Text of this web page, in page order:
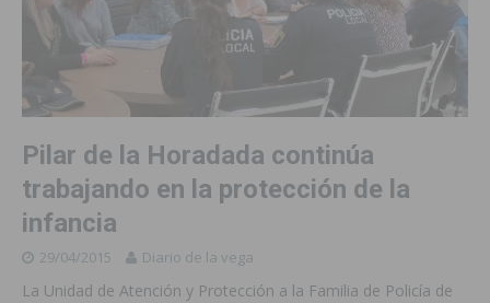
Pilar de la Horadada continúa
trabajando en la protección de la
infancia
29/04/2015 Diario de la vega
La Unidad de Atención y Protección a la Familia de Policía de